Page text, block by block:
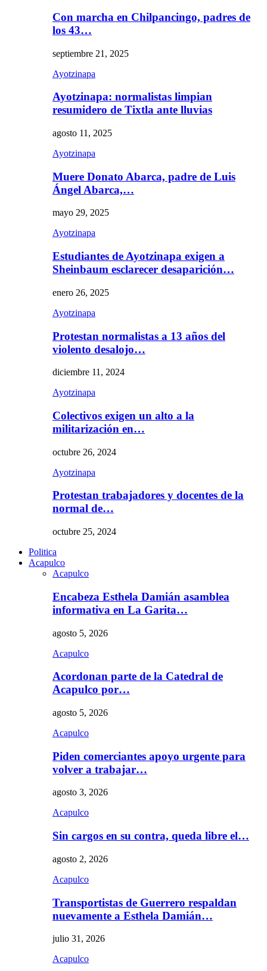
Con marcha en Chilpancingo, padres de
los 43…
septiembre 21, 2025
Ayotzinapa
Ayotzinapa: normalistas limpian
resumidero de Tixtla ante lluvias
agosto 11, 2025
Ayotzinapa
Muere Donato Abarca, padre de Luis
Ángel Abarca,…
mayo 29, 2025
Ayotzinapa
Estudiantes de Ayotzinapa exigen a
Sheinbaum esclarecer desaparición…
enero 26, 2025
Ayotzinapa
Protestan normalistas a 13 años del
violento desalojo…
diciembre 11, 2024
Ayotzinapa
Colectivos exigen un alto a la
militarización en…
octubre 26, 2024
Ayotzinapa
Protestan trabajadores y docentes de la
normal de…
octubre 25, 2024
Politica
Acapulco
Acapulco
Encabeza Esthela Damián asamblea
informativa en La Garita…
agosto 5, 2026
Acapulco
Acordonan parte de la Catedral de
Acapulco por…
agosto 5, 2026
Acapulco
Piden comerciantes apoyo urgente para
volver a trabajar…
agosto 3, 2026
Acapulco
Sin cargos en su contra, queda libre el…
agosto 2, 2026
Acapulco
Transportistas de Guerrero respaldan
nuevamente a Esthela Damián…
julio 31, 2026
Acapulco